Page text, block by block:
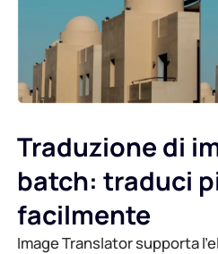
Traduzione di
batch: traduci
facilmente
Image Translator supporta